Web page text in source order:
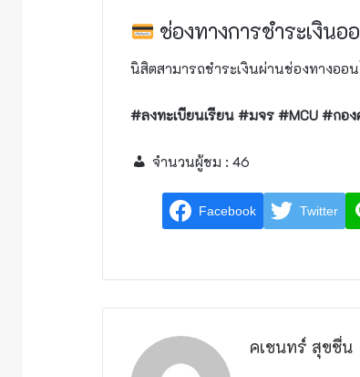
ช่องทางการชำระเงินอ
นิสิตสามารถชำระเงินผ่านช่องทางออน
#ลงทะเบียนเรียน #มจร #MCU #กอ
จำนวนผู้ชม : 46
Facebook Twitter
คเชนทร์ สุขชื่น